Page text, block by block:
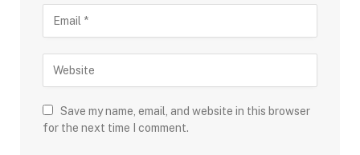
Save my name, email, and website in this browser
for the next time I comment.